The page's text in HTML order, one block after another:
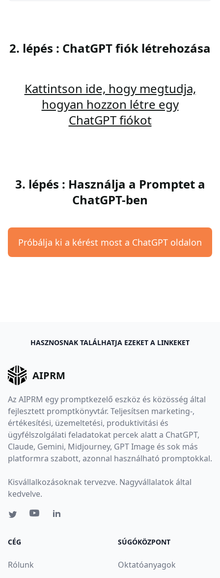
2. lépés : ChatGPT fiók létrehozása
Kattintson ide, hogy megtudja,
hogyan hozzon létre egy
ChatGPT fiókot
3. lépés : Használja a Promptet a
ChatGPT-ben
Próbálja ki a kérést most a ChatGPT oldalon
HASZNOSNAK TALÁLHATJA EZEKET A LINKEKET
AIPRM
Az AIPRM egy promptkezelő eszköz és közösség által
fejlesztett promptkönyvtár. Teljesítsen marketing-,
értékesítési, üzemeltetési, produktivitási és
ügyfélszolgálati feladatokat percek alatt a ChatGPT,
Claude, Gemini, Midjourney, GPT Image és sok más
platformra szabott, azonnal használható promptokkal.
Kisvállalkozásoknak tervezve. Nagyvállalatok által
kedvelve.
CÉG
Rólunk
SÚGÓKÖZPONT
Oktatóanyagok